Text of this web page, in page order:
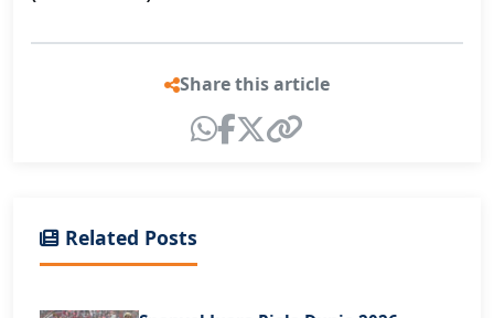
Share this article
Related Posts